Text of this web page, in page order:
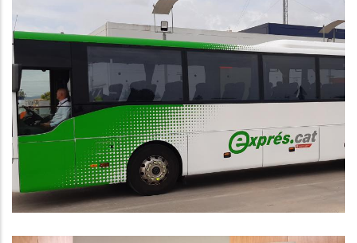
El Baix Penedès Estrena Dues
Línies De Bus Exprés Amb
Barcelona A Partir De Dilluns 1 De
Setembre
Altres P. econòmica